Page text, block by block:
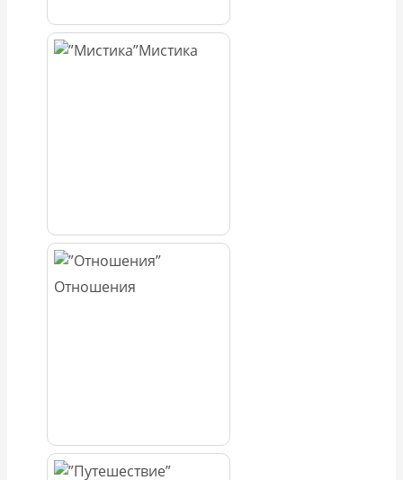
Мистика
Отношения